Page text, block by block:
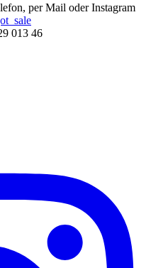
per Mail oder Instagram
013 46